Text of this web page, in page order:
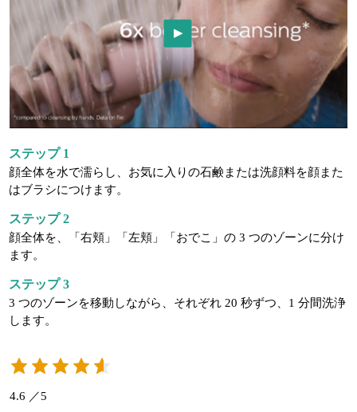
ステップ 1
顔全体を水で濡らし、お気に入りの石鹸または洗顔料を顔また
はブラシにつけます。
ステップ 2
顔全体を、「右頬」「左頬」「おでこ」の 3 つのゾーンに分け
ます。
ステップ 3
3 つのゾーンを移動しながら、それぞれ 20 秒ずつ、1 分間洗浄
します。
4.6 ／5